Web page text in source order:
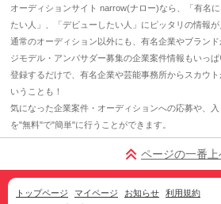
オーディションサイト narrow(ナロー)なら、「有名
たい人」、「デビューしたい人」にピッタリの情報が
通常のオーディション以外にも、有名企業やブラン
ジモデル・アンバサダー募集の企業案件情報もいっぱ
登録するだけで、有名企業や芸能事務所からスカウ
いうことも！
気になった企業案件・オーディションへの応募や、
を"無料"で"簡単"に行うことができます。
ページの一番上
トップページ マイページ お知らせ
利用規約